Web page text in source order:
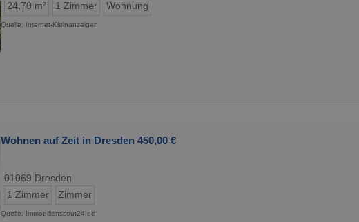
24,70 m²
1 Zimmer Wohnung
Quelle: Internet-Kleinanzeigen
Wohnen auf Zeit in Dresden 450,00 €
01069 Dresden
1 Zimmer
Zimmer
Quelle: Immobilienscout24.de